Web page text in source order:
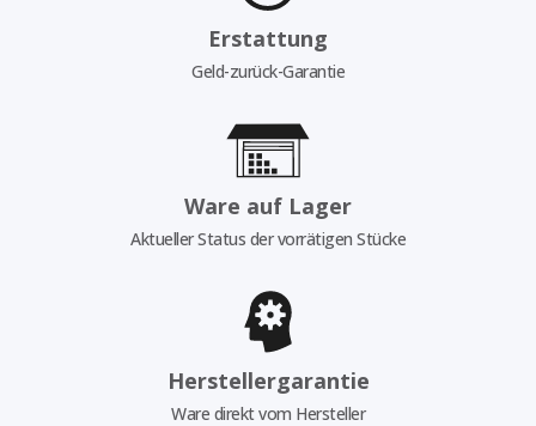
Erstattung
Geld-zurück-Garantie
Ware auf Lager
Aktueller Status der vorrätigen Stücke
Herstellergarantie
Ware direkt vom Hersteller